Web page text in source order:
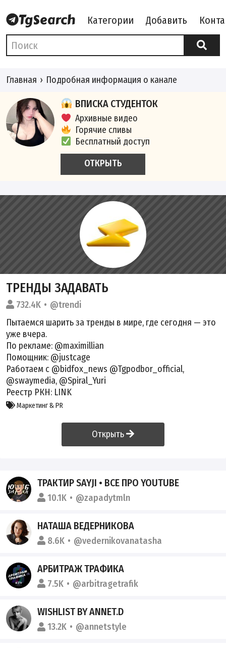
Категории Добавить
Главная Подробная информация о канале
ВПИСКА СТУДЕНТОК
Архивные видео
Горячие сливы
Бесплатный доступ
ОТКРЫТЬ
ТРЕНДЫ ЗАДАВАТЬ
732.4K
@trendi
Пытаемся шарить за тренды в мире, где сегодня — это
уже вчера.
По рекламе: @maximillian
Помощник: @justcage
Работаем с @bidfox_news @Tgpodbor_official,
@swaymedia, @Spiral_Yuri
Реестр РКН: LINK
Маркетинг & PR
Открыть
ТРАКТИР SAYJI • ВСЕ ПРО YOUTUBE
10.1K @zapadytmln
НАТАША ВЕДЕРНИКОВА
8.6K @vedernikovanatasha
АРБИТРАЖ ТРАФИКА
7.5K @arbitragetrafik
WISHLIST BY ANNET.D
13.2K @annetstyle